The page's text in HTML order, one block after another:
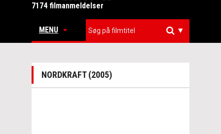
7174 filmanmeldelser
MENU ▼
NORDKRAFT (2005)